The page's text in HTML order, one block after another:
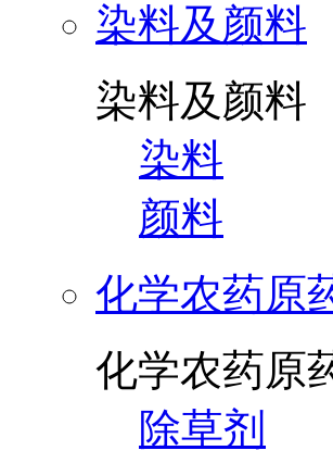
染料及颜料
染料及颜料
染料
颜料
化学农药原
化学农药原
除草剂